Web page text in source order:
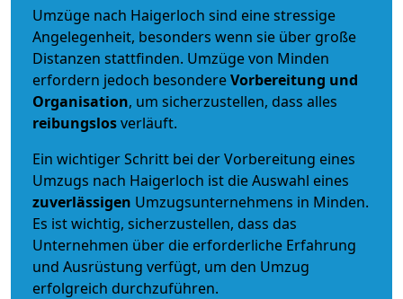
Umzüge nach Haigerloch sind eine stressige
Angelegenheit, besonders wenn sie über große
Distanzen stattfinden. Umzüge von Minden
erfordern jedoch besondereVorbereitung und
Organisation, um sicherzustellen, dass alles
reibungslosverläuft.
Ein wichtiger Schritt bei der Vorbereitung eines
Umzugs nach Haigerloch ist die Auswahl eines
zuverlässigen Umzugsunternehmens in Minden.
Es ist wichtig, sicherzustellen, dass das
Unternehmen über die erforderliche Erfahrung
und Ausrüstung verfügt, um den Umzug
erfolgreich durchzuführen.